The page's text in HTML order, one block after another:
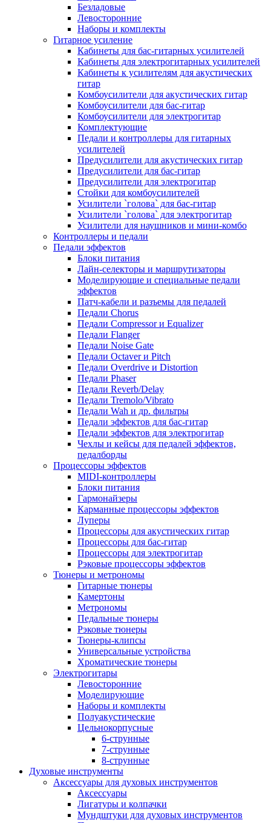
Безладовые
Левосторонние
Наборы и комплекты
Гитарное усиление
Кабинеты для бас-гитарных усилителей
Кабинеты для электрогитарных усилителей
Кабинеты к усилителям для акустических
гитар
Комбоусилители для акустических гитар
Комбоусилители для бас-гитар
Комбоусилители для электрогитар
Комплектующие
Педали и контроллеры для гитарных
усилителей
Предусилители для акустических гитар
Предусилители для бас-гитар
Предусилители для электрогитар
Стойки для комбоусилителей
Усилители `голова` для бас-гитар
Усилители `голова` для электрогитар
Усилители для наушников и мини-комбо
Контроллеры и педали
Педали эффектов
Блоки питания
Лайн-селекторы и маршрутизаторы
Моделирующие и специальные педали
эффектов
Патч-кабели и разъемы для педалей
Педали Chorus
Педали Compressor и Equalizer
Педали Flanger
Педали Noise Gate
Педали Octaver и Pitch
Педали Overdrive и Distortion
Педали Phaser
Педали Reverb/Delay
Педали Tremolo/Vibrato
Педали Wah и др. фильтры
Педали эффектов для бас-гитар
Педали эффектов для электрогитар
Чехлы и кейсы для педалей эффектов,
педалборды
Процессоры эффектов
MIDI-контроллеры
Блоки питания
Гармонайзеры
Карманные процессоры эффектов
Луперы
Процессоры для акустических гитар
Процессоры для бас-гитар
Процессоры для электрогитар
Рэковые процессоры эффектов
Тюнеры и метрономы
Гитарные тюнеры
Камертоны
Метрономы
Педальные тюнеры
Рэковые тюнеры
Тюнеры-клипсы
Универсальные устройства
Хроматические тюнеры
Электрогитары
Левосторонние
Моделирующие
Наборы и комплекты
Полуакустические
Цельнокорпусные
6-струнные
7-струнные
8-струнные
Духовые инструменты
Аксессуары для духовых инструментов
Аксессуары
Лигатуры и колпачки
Мундштуки для духовых инструментов